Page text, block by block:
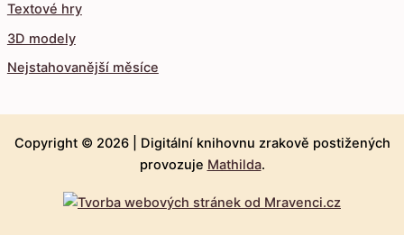
Textové hry
3D modely
Nejstahovanější měsíce
Copyright © 2026 | Digitální knihovnu zrakově postižených
provozuje Mathilda.